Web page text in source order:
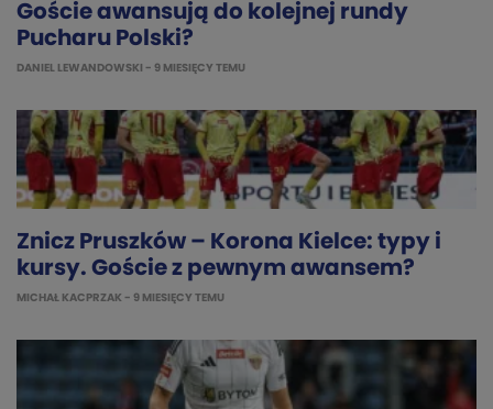
Goście awansują do kolejnej rundy
Pucharu Polski?
DANIEL LEWANDOWSKI - 9 MIESIĘCY TEMU
Znicz Pruszków – Korona Kielce: typy i
kursy. Goście z pewnym awansem?
MICHAŁ KACPRZAK - 9 MIESIĘCY TEMU